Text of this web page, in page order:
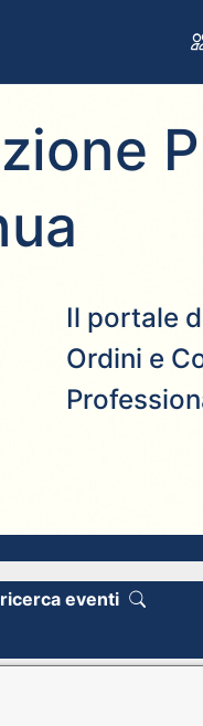
Il portale
Ordini e
eventi